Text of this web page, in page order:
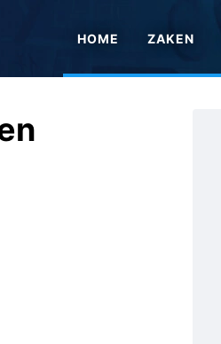
HOME ZAKEN